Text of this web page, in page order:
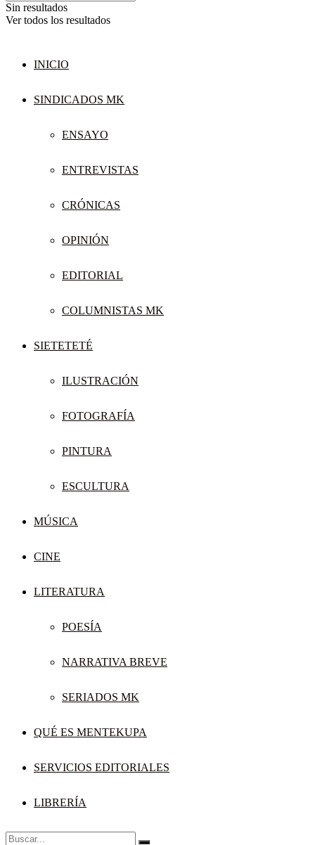
Sin resultados
Ver todos los resultados
INICIO
SINDICADOS MK
ENSAYO
ENTREVISTAS
CRÓNICAS
OPINIÓN
EDITORIAL
COLUMNISTAS MK
SIETETETÉ
ILUSTRACIÓN
FOTOGRAFÍA
PINTURA
ESCULTURA
MÚSICA
CINE
LITERATURA
POESÍA
NARRATIVA BREVE
SERIADOS MK
QUÉ ES MENTEKUPA
SERVICIOS EDITORIALES
LIBRERÍA